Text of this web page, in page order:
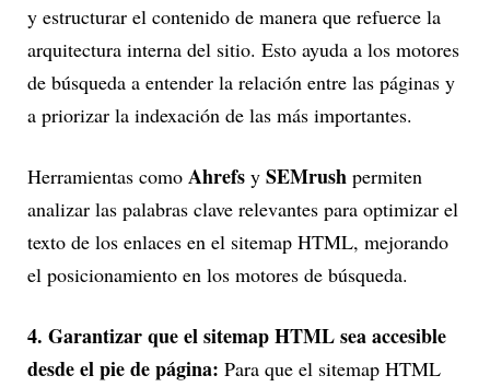
y estructurar el contenido de manera que refuerce la
arquitectura interna del sitio. Esto ayuda a los motores
de búsqueda a entender la relación entre las páginas y
a priorizar la indexación de las más importantes.
Herramientas como Ahrefs y SEMrush permiten
analizar las palabras clave relevantes para optimizar el
texto de los enlaces en el sitemap HTML, mejorando
el posicionamiento en los motores de búsqueda.
4. Garantizar que el sitemap HTML sea accesible
desde el pie de página: Para que el sitemap HTML